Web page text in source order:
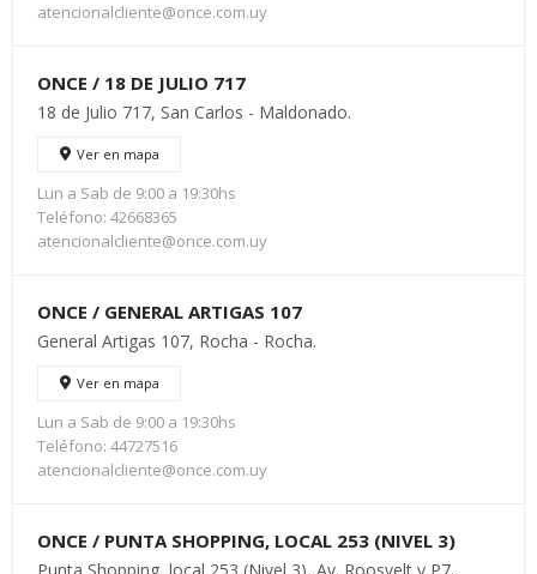
atencionalcliente@once.com.uy
ONCE / 18 DE JULIO 717
18 de Julio 717, San Carlos - Maldonado.
Ver en mapa
Lun a Sab de 9:00 a 19:30hs
Teléfono: 42668365
atencionalcliente@once.com.uy
ONCE / GENERAL ARTIGAS 107
General Artigas 107, Rocha - Rocha.
Ver en mapa
Lun a Sab de 9:00 a 19:30hs
Teléfono: 44727516
atencionalcliente@once.com.uy
ONCE / PUNTA SHOPPING, LOCAL 253 (NIVEL 3)